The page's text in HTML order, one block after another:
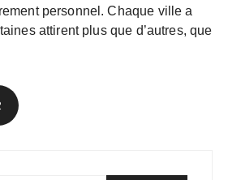
personnel. Chaque ville a
attirent plus que d’autres, que